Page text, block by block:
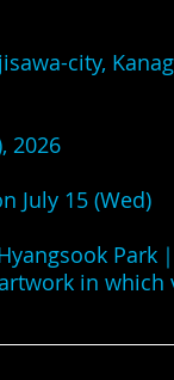
city,
2026
July 15 (Wed)
Park
in